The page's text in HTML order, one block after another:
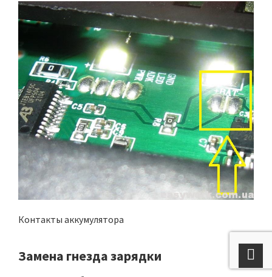
Контакты аккумулятора
Замена гнезда зарядки